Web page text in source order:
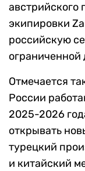
австрийского
экипировки
российскую
ограниченной
Отмечается
России
2025-2026
открывать
турецкий
и китайский